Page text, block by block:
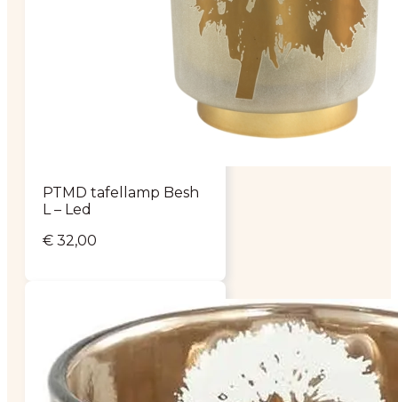
PTMD tafellamp Besh
L – Led
€ 32,00